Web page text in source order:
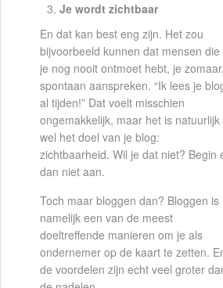
Je wordt zichtbaar
En dat kan best eng zijn. Het zou
bijvoorbeeld kunnen dat mensen die
je nog nooit ontmoet hebt, je zomaar,
spontaan aanspreken. “Ik lees je
al tijden!” Dat voelt misschien
ongemakkelijk, maar het is natuurlijk
wel het doel van je blog:
zichtbaarheid. Wil je dat niet? Begin
dan niet aan.
Toch maar bloggen dan? Bloggen is
namelijk een van de meest
doeltreffende manieren om je als
ondernemer op de kaart te zetten.
de voordelen zijn echt veel groter